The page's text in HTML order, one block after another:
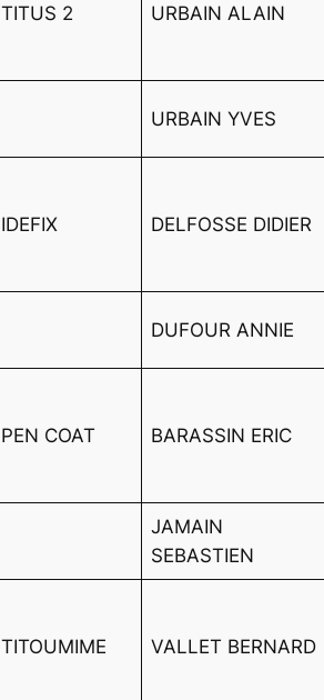
TITUS 2 URBAIN ALAIN
URBAIN YVES
IDEFIX DELFOSSE DIDIER
DUFOUR ANNIE
PEN COAT BARASSIN ERIC
JAMAIN
SEBASTIEN
TITOUMIME VALLET BERNARD